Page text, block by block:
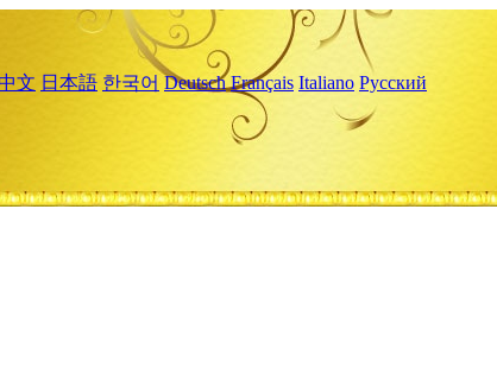
文 日本語 한국어 Deutsch Français Italiano Русский